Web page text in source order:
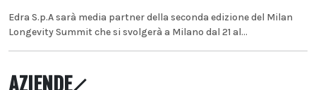
Edra S.p.A sarà media partner della seconda edizione del Milan
Longevity Summit che si svolgerà a Milano dal 21 al...
AZIENDE